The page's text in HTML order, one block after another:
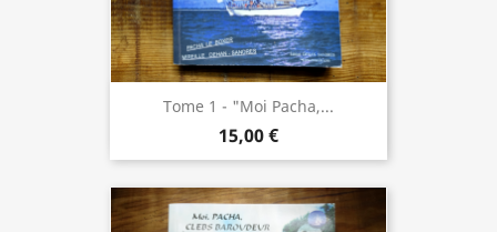
Tome 1 - "Moi Pacha,...
15,00 €